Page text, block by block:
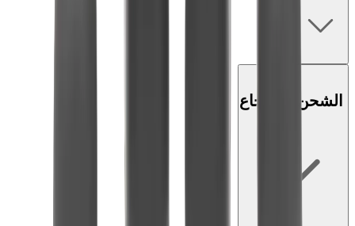
الشحن والإرجاع